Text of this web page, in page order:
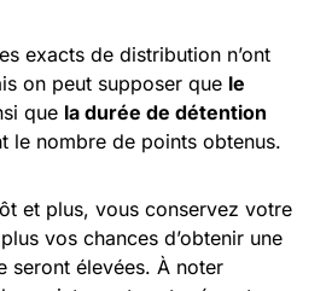
exacts de distribution n’ont
on peut supposer que le
que la durée de détention
le nombre de points obtenus.
et plus, vous conservez votre
vos chances d’obtenir une
seront élevées. À noter